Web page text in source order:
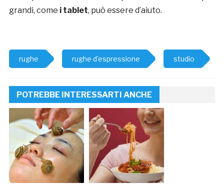
grandi, come i tablet, può essere d’aiuto.
rughe rughe d'espressione studio
POTREBBE INTERESSARTI ANCHE